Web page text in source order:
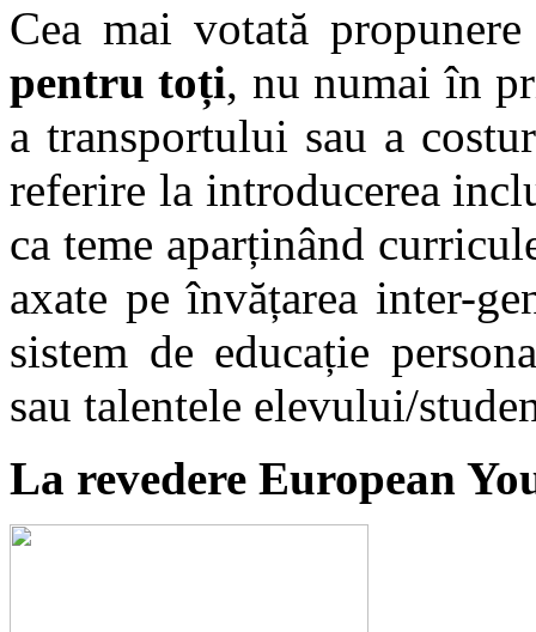
Cea mai votată
pentru toți, nu numai în
a transportului sau a
referire la introducerea
ca teme aparținând
axate pe învățarea inter-
sistem de educație
sau talentele elevului/
La revedere European